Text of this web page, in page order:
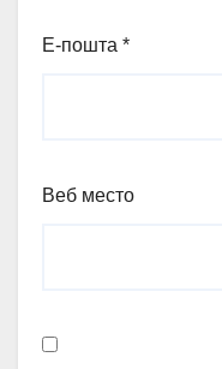
Е-пошта *
Веб место